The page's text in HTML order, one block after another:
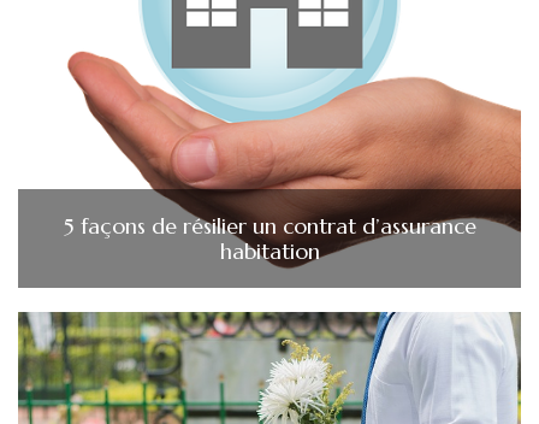
5 façons de résilier un contrat d’assurance
habitation